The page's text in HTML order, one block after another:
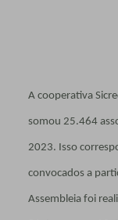
A cooperativa
somou 25.464
2023. Isso
convocados a
Assembleia foi